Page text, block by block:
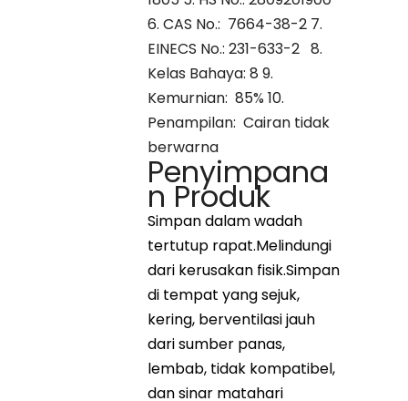
6. CAS No.: 7664-38-2 7.
EINECS No.: 231-633-2 8.
Kelas Bahaya: 8 9.
Kemurnian: 85% 10.
Penampilan: Cairan tidak
berwarna
Penyimpana
n Produk
Simpan dalam wadah
tertutup rapat.Melindungi
dari kerusakan fisik.Simpan
di tempat yang sejuk,
kering, berventilasi jauh
dari sumber panas,
lembab, tidak kompatibel,
dan sinar matahari